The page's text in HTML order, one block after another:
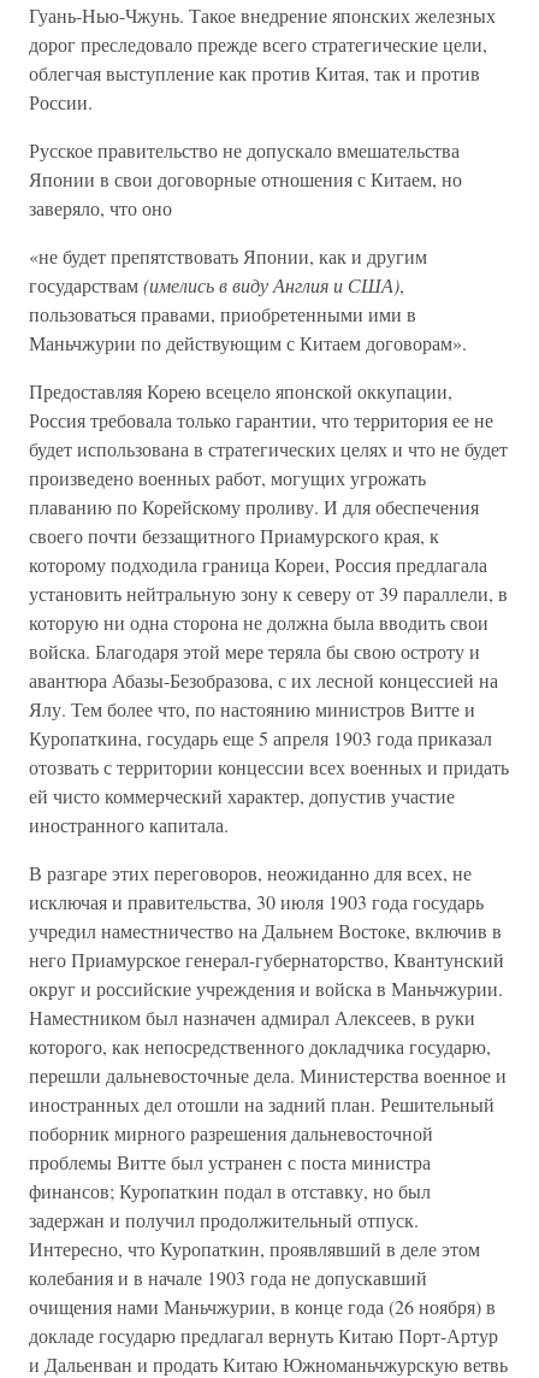
Гуань-Нью-Чжунь. Такое внедрение японских железных
дорог преследовало прежде всего стратегические цели,
облегчая выступление как против Китая, так и против
России.
Русское правительство не допускало вмешательства
Японии в свои договорные отношения с Китаем, но
заверяло, что оно
«не будет препятствовать Японии, как и другим
государствам(имелись в виду Англия и США),
пользоваться правами, приобретенными ими в
Маньчжурии по действующим с Китаем договорам».
Предоставляя Корею всецело японской оккупации,
Россия требовала только гарантии, что территория ее не
будет использована в стратегических целях и что не будет
произведено военных работ, могущих угрожать
плаванию по Корейскому проливу. И для обеспечения
своего почти беззащитного Приамурского края, к
которому подходила граница Кореи, Россия предлагала
установить нейтральную зону к северу от 39 параллели, в
которую ни одна сторона не должна была вводить свои
войска. Благодаря этой мере теряла бы свою остроту и
авантюра Абазы-Безобразова, с их лесной концессией на
Ялу. Тем более что, по настоянию министров Витте и
Куропаткина, государь еще 5 апреля 1903 года приказал
отозвать с территории концессии всех военных и придать
ей чисто коммерческий характер, допустив участие
иностранного капитала.
В разгаре этих переговоров, неожиданно для всех, не
исключая и правительства, 30 июля 1903 года государь
учредил наместничество на Дальнем Востоке, включив в
него Приамурское генерал-губернаторство, Квантунский
округ и российские учреждения и войска в Маньчжурии.
Наместником был назначен адмирал Алексеев, в руки
которого, как непосредственного докладчика государю,
перешли дальневосточные дела. Министерства военное и
иностранных дел отошли на задний план. Решительный
поборник мирного разрешения дальневосточной
проблемы Витте был устранен с поста министра
финансов; Куропаткин подал в отставку, но был
задержан и получил продолжительный отпуск.
Интересно, что Куропаткин, проявлявший в деле этом
колебания и в начале 1903 года не допускавший
очищения нами Маньчжурии, в конце года (26 ноября) в
докладе государю предлагал вернуть Китаю Порт-Артур
и Дальенван и продать Китаю Южноманьчжурскую ветвь